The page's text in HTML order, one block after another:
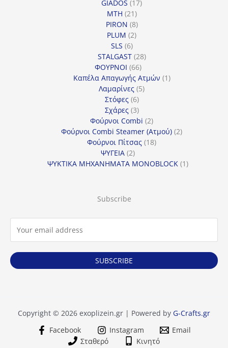
προϊόν
GIADOS 1717
MTH 2121
προϊόντα
PIRON 88
προϊόντα
PLUM 22
SLS 66
προϊόντα
STALGAST 2828
ΦΟΥΡΝΟΙ 6666
προϊόντα
Καπέλα Απαγωγής Ατμών 11
Λαμαρίνες 55
Στόφες 66
προϊόντα
Σχάρες 33
προϊόντα
Φούρνοι Combi 22
προϊόντα
Φούρνοι Combi Steamer (Ατμού) 22
Φούρνοι Πίτσας 1818
ΨΥΓΕΙΑ 22
προϊόντα
ΨΥΚΤΙΚΑ ΜΗΧΑΝΗΜΑΤΑ MONOBLOCK 11
Subscribe
SUBSCRIBE
Copyright © 2026 exoplizein.gr | Powered by G-Crafts.gr
Facebook
Instagram
Email
Σταθερό
Κινητό